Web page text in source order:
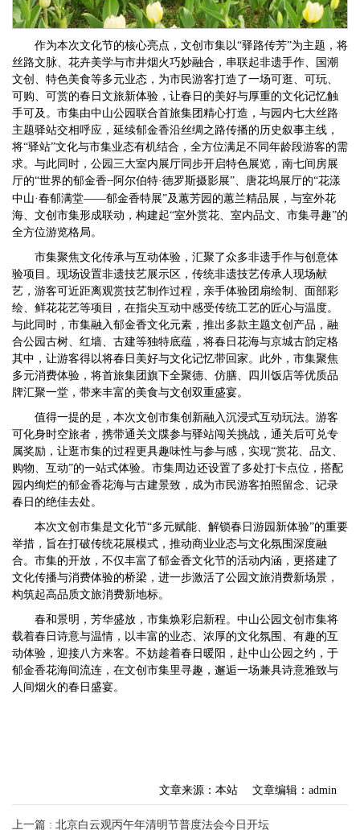
作为本次文化节的核心亮点，文创市集以“驿路传芳”为主题，将
丝路文脉、花卉美学与市井烟火巧妙融合，串联起非遗手作、国潮
文创、特色美食等多元业态，为市民游客打造了一场可逛、可玩、
可购、可赏的春日文旅新体验，让春日的美好与厚重的文化记忆触
手可及。市集由中山公园联合首旅集团精心打造，与园内七大丝路
主题驿站交相呼应，延续郁金香沿丝绸之路传播的历史叙事主线，
将“驿站”文化与市集业态有机结合，全方位满足不同年龄段游客的需
求。与此同时，公园三大室内展厅同步开启特色展览，南七间房展
厅的“世界的郁金香--阿尔伯特·德罗斯摄影展”、唐花坞展厅的“花漾
中山·春郁满堂——郁金香特展”及蕙芳园的蕙兰精品展，与室外花
海、文创市集形成联动，构建起“室外赏花、室内品文、市集寻趣”的
全方位游览格局。
市集聚焦文化传承与互动体验，汇聚了众多非遗手作与创意体
验项目。现场设置非遗技艺展示区，传统非遗技艺传承人现场献
艺，游客可近距离观赏技艺制作过程，亲手体验团扇绘制、面部彩
绘、鲜花花艺等项目，在指尖互动中感受传统工艺的匠心与温度。
与此同时，市集融入郁金香文化元素，推出多款主题文创产品，融
合公园古树、红墙、古建等独特底蕴，将春日花海与京城古韵定格
其中，让游客得以将春日美好与文化记忆带回家。此外，市集聚焦
多元消费体验，将首旅集团旗下全聚德、仿膳、四川饭店等优质品
牌汇聚一堂，带来丰富的美食与文创双重盛宴。
值得一提的是，本次文创市集创新融入沉浸式互动玩法。游客
可化身时空旅者，携带通关文牒参与驿站闯关挑战，通关后可兑专
属奖励，让逛市集的过程更具趣味性与参与感，实现“赏花、品文、
购物、互动”的一站式体验。市集周边还设置了多处打卡点位，搭配
园内绚烂的郁金香花海与古建景致，成为市民游客拍照留念、记录
春日的绝佳去处。
本次文创市集是文化节“多元赋能、解锁春日游园新体验”的重要
举措，旨在打破传统花展模式，推动商业业态与文化氛围深度融
合。市集的开放，不仅丰富了郁金香文化节的活动内涵，更搭建了
文化传播与消费体验的桥梁，进一步激活了公园文旅消费新场景，
构筑起高品质文旅消费新地标。
春和景明，芳华盛放，市集焕彩启新程。中山公园文创市集将
载着春日诗意与温情，以丰富的业态、浓厚的文化氛围、有趣的互
动体验，迎接八方来客。不妨趁着春日暖阳，赴中山公园之约，于
郁金香花海间流连，在文创市集里寻趣，邂逅一场兼具诗意雅致与
人间烟火的春日盛宴。
文章来源：本站 文章编辑：admin
上一篇 : 北京白云观丙午年清明节普度法会今日开坛